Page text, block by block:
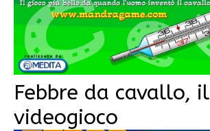
Febbre da cavallo, il
videogioco